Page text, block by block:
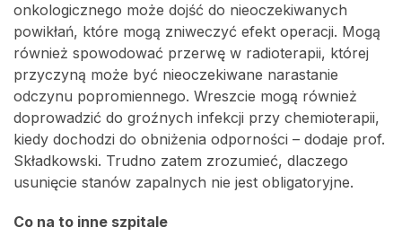
onkologicznego może dojść do nieoczekiwanych
powikłań, które mogą zniweczyć efekt operacji. Mogą
również spowodować przerwę w radioterapii, której
przyczyną może być nieoczekiwane narastanie
odczynu popromiennego. Wreszcie mogą również
doprowadzić do groźnych infekcji przy chemioterapii,
kiedy dochodzi do obniżenia odporności – dodaje prof.
Składkowski. Trudno zatem zrozumieć, dlaczego
usunięcie stanów zapalnych nie jest obligatoryjne.
Co na to inne szpitale